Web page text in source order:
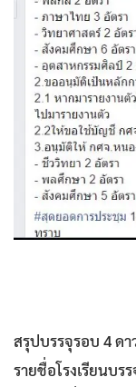
สรุปบรรจุรอบ 4 ด
รายชื่อโรงเรียนบร